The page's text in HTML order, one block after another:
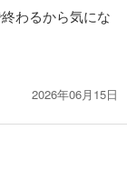
わるから気にな
2026年06月15日